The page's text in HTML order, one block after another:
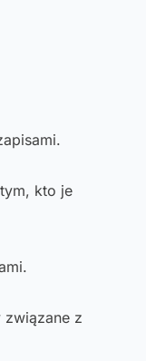
kto je
z